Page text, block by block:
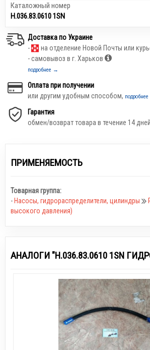
Каталожный номер
Н.036.83.0610 1SN
Доставка по Украине
-
на отделение Новой Почты или
- самовывоз в г. Харьков
подробнее →
Оплата при получении
или другим удобным способом,
Гарантия
обмен/возврат товара в течение 14
ПРИМЕНЯЕМОСТЬ
Товарная группа:
-Насосы, гидрораспределители, цилиндры
высокого давления)
АНАЛОГИ "Н.036.83.0610 1SN